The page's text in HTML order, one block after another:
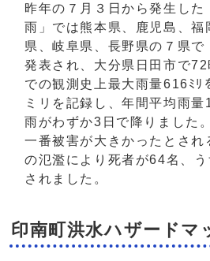
昨年の７月３日から発生した
雨」では熊本県、鹿児島、福
県、岐阜県、長野県の７県で
発表され、大分県日田市で72
での観測史上最大雨量616ﾐﾘ
ミリを記録し、年間平均雨
雨がわずか3日で降りました。
一番被害が大きかったとされ
の氾濫により死者が64名、
されました。
印南町洪水ハザードマ